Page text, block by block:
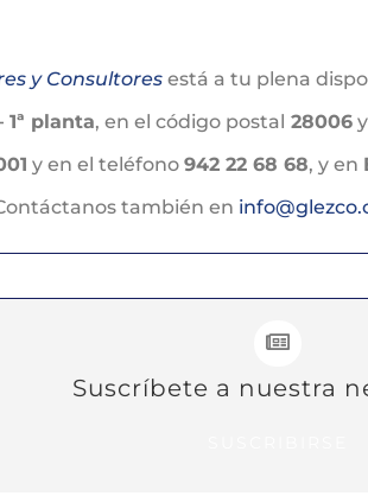
y Consultores está a tu plena
1ª planta, en el código postal 28006
y en el teléfono 942 22 68 68, y en
también en
Suscríbete a nuestra